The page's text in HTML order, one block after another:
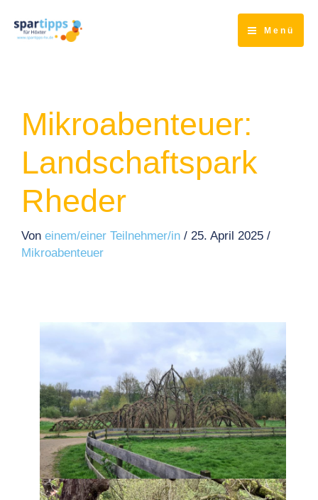
Inhalt
springen
Menü
Mikroabenteuer:
Landschaftspark
Rheder
Von einem/einer Teilnehmer/in / 25. April 2025 /
Mikroabenteuer